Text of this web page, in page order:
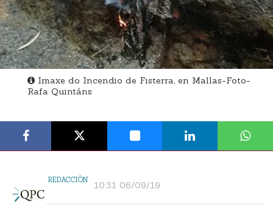
Imaxe do Incendio de Fisterra, en Mallas-Foto-
Rafa Quintáns
REDACCIÓN 10:31 06/09/19